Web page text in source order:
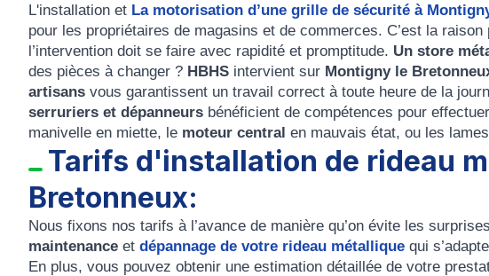
L'installation et La motorisation d’une grille de sécurité à
pour les propriétaires de magasins et de commerces. C’est la
l’intervention doit se faire avec rapidité et promptitude. Un store
des pièces à changer ? HBHS intervient sur Montigny le
artisans vous garantissent un travail correct à toute heure de la
serruriers et dépanneurs bénéficient de compétences pour
manivelle en miette, le moteur central en mauvais état, ou les
Tarifs d'installation de rideau
Bretonneux:
Nous fixons nos tarifs à l’avance de manière qu’on évite les
maintenance et dépannage de votre rideau métallique qui
En plus, vous pouvez obtenir une estimation détaillée de votre